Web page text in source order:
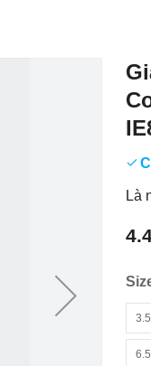
Là
Chuyển
phần
viện